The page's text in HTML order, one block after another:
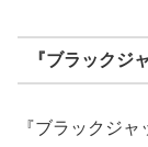
『ブラックジ
『ブラックジ